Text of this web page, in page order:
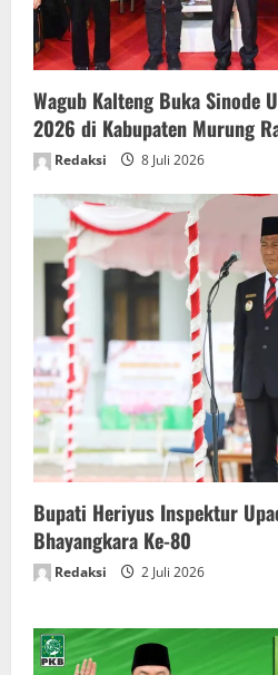
Wagub Kalteng Buka Sinode
2026 di Kabupaten Murung
Redaksi 8 Juli 2026
Bupati Heriyus Inspektur
Bhayangkara Ke-80
Redaksi 2 Juli 2026